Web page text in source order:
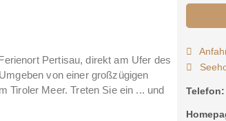
Pertisau, direkt am Ufer des
von einer großzügigen
Tiroler Meer. Treten Sie ein ... und